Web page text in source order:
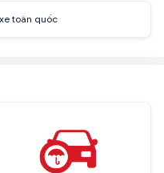
toàn quốc